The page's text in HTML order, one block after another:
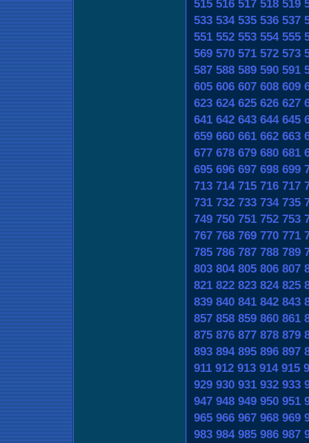
515 516 517 518 519
533 534 535 536 537
551 552 553 554 555
569 570 571 572 573
587 588 589 590 591
605 606 607 608 609
623 624 625 626 627
641 642 643 644 645
659 660 661 662 663
677 678 679 680 681
695 696 697 698 699
713 714 715 716 717
731 732 733 734 735
749 750 751 752 753
767 768 769 770 771
785 786 787 788 789
803 804 805 806 807
821 822 823 824 825
839 840 841 842 843
857 858 859 860 861
875 876 877 878 879
893 894 895 896 897
911 912 913 914 915
929 930 931 932 933
947 948 949 950 951
965 966 967 968 969
983 984 985 986 987